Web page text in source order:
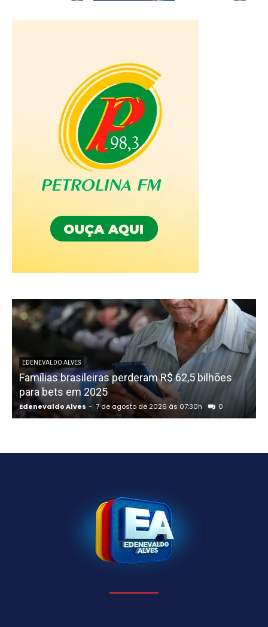
EDENEVALDO ALVES
Famílias brasileiras perderam R$ 62,5 bilhões
para bets em 2025
Edenevaldo Alves - 7 de agosto de 2026 às 07:30h 0